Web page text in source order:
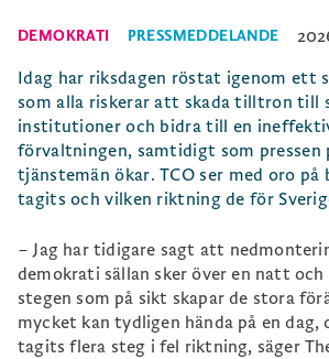
DEMOKRATI PRESSMEDDELANDE
Idag har riksdagen röstat igenom ett
som alla riskerar att skada tilltron till
institutioner och bidra till en
förvaltningen, samtidigt som pressen
tjänstemän ökar. TCO ser med oro på
tagits och vilken riktning de för
– Jag har tidigare sagt att
demokrati sällan sker över en natt
stegen som på sikt skapar de stora
mycket kan tydligen hända på en dag,
tagits flera steg i fel riktning, säger